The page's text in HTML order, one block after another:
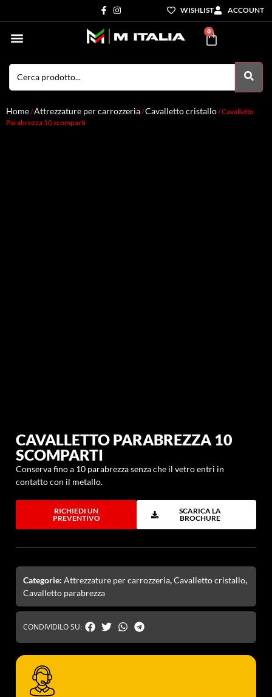
WISHLIST ACCOUNT
0
Home/Attrezzature per carrozzeria/Cavalletto cristallo/ Cavalletto
Parabrezza 10 scomparti
CAVALLETTO PARABREZZA 10
SCOMPARTI
Conserva fino a 10 parabrezza senza che il vetro entri in
contatto con il metallo.
RICHIEDI UN
PREVENTIVO
SCARICA LA
BROCHURE
Categorie:Attrezzature per carrozzeria,Cavalletto cristallo,
Cavalletto parabrezza
CONDIVIDILO SU: